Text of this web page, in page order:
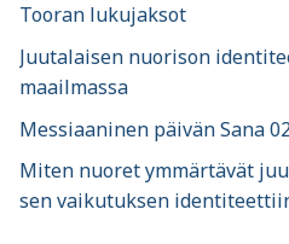
Tooran lukujaksot
Juutalaisen nuorison
maailmassa
Messiaaninen päivän Sana
Miten nuoret ymmärtävät
sen vaikutuksen